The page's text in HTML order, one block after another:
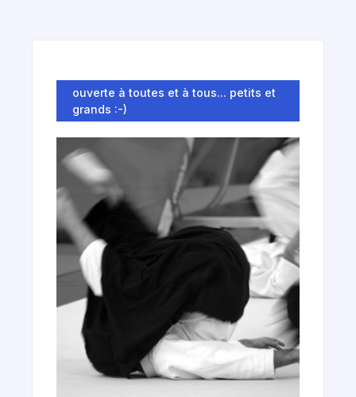
ouverte à toutes et à tous... petits et
grands :-)